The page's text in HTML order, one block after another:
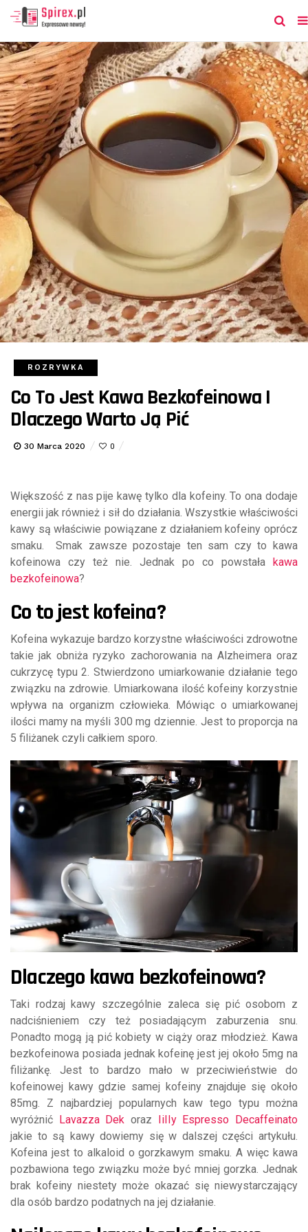
ROZRYWKA
Co To Jest Kawa Bezkofeinowa I
Dlaczego Warto Ją Pić
30 Marca 2020 0
Większość z nas pije kawę tylko dla kofeiny. To ona dodaje
energii jak również i sił do działania. Wszystkie właściwości
kawy są właściwie powiązane z działaniem kofeiny oprócz
smaku. Smak zawsze pozostaje ten sam czy to kawa
kofeinowa czy też nie. Jednak po co powstała kawa
bezkofeinowa?
Co to jest kofeina?
Kofeina wykazuje bardzo korzystne właściwości zdrowotne
takie jak obniża ryzyko zachorowania na Alzheimera oraz
cukrzycę typu 2. Stwierdzono umiarkowanie działanie tego
związku na zdrowie. Umiarkowana ilość kofeiny korzystnie
wpływa na organizm człowieka. Mówiąc o umiarkowanej
ilości mamy na myśli 300 mg dziennie. Jest to proporcja na
5 filiżanek czyli całkiem sporo.
Dlaczego kawa bezkofeinowa?
Taki rodzaj kawy szczególnie zaleca się pić osobom z
nadciśnieniem czy też posiadającym zaburzenia snu.
Ponadto mogą ją pić kobiety w ciąży oraz młodzież. Kawa
bezkofeinowa posiada jednak kofeinę jest jej około 5mg na
filiżankę. Jest to bardzo mało w przeciwieństwie do
kofeinowej kawy gdzie samej kofeiny znajduje się około
85mg. Z najbardziej popularnych kaw tego typu można
wyróżnić Lavazza Dek oraz IiIIy Espresso Decaffeinato
jakie to są kawy dowiemy się w dalszej części artykułu.
Kofeina jest to alkaloid o gorzkawym smaku. A więc kawa
pozbawiona tego związku może być mniej gorzka. Jednak
brak kofeiny niestety może okazać się niewystarczający
dla osób bardzo podatnych na jej działanie.